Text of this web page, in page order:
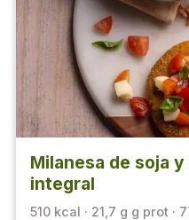
Milanesa de soja
integral
510 kcal · 21,7 g g prot ·